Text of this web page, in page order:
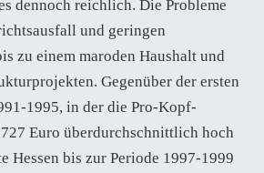
dennoch reichlich. Die Probleme
und geringen
zu einem maroden Haushalt und
Gegenüber der ersten
1995, in der die Pro-Kopf-
Euro überdurchschnittlich hoch
Hessen bis zur Periode 1997-1999